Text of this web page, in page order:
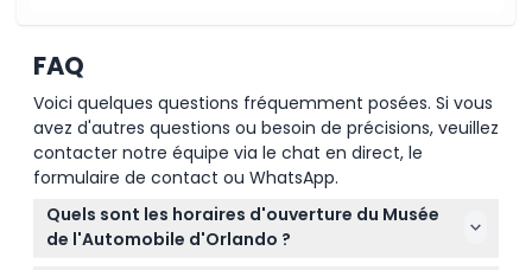
FAQ
Voici quelques questions fréquemment posées. Si vous
avez d'autres questions ou besoin de précisions, veuillez
contacter notre équipe via le chat en direct, le
formulaire de contact ou WhatsApp.
Quels sont les horaires d'ouverture du Musée
de l'Automobile d'Orlando ?